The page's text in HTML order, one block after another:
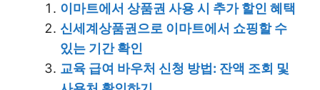
이마트에서 상품권 사용 시 추가 할인 혜택
신세계상품권으로 이마트에서 쇼핑할 수
있는 기간 확인
교육 급여 바우처 신청 방법: 잔액 조회 및